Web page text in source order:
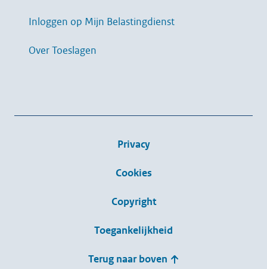
Inloggen op Mijn Belastingdienst
Over Toeslagen
Privacy
Cookies
Copyright
Toegankelijkheid
Terug naar boven